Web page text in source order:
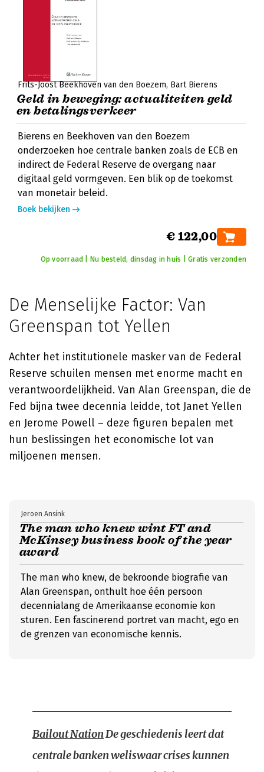
Frits-Joost Beekhoven van den Boezem Bart Bierens
Geld in beweging: actualiteiten geld
en betalingsverkeer
Bierens en Beekhoven van den Boezem
onderzoeken hoe centrale banken zoals de ECB en
indirect de Federal Reserve de overgang naar
digitaal geld vormgeven. Een blik op de toekomst
van monetair beleid.
Boek bekijken
€ 122,00
Op voorraad | Nu besteld, dinsdag in huis | Gratis verzonden
De Menselijke Factor: Van
Greenspan tot Yellen
Achter het institutionele masker van de Federal
Reserve schuilen mensen met enorme macht en
verantwoordelijkheid. Van Alan Greenspan, die de
Fed bijna twee decennia leidde, tot Janet Yellen
en Jerome Powell – deze figuren bepalen met
hun beslissingen het economische lot van
miljoenen mensen.
The man who knew wint FT and
McKinsey business book of the year
award
Jeroen Ansink
The man who knew, de bekroonde biografie van
Alan Greenspan, onthult hoe één persoon
decennialang de Amerikaanse economie kon
sturen. Een fascinerend portret van macht, ego en
de grenzen van economische kennis.
Bailout NationDe geschiedenis leert dat
centrale banken weliswaar crises kunnen